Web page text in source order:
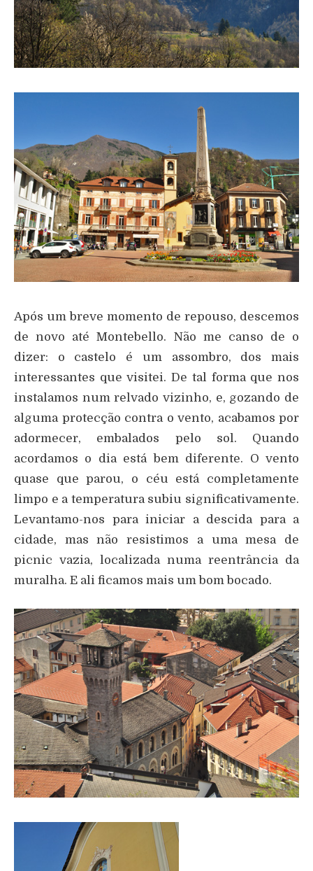
Após um breve momento de repouso, descemos
de novo até Montebello. Não me canso de o
dizer: o castelo é um assombro, dos mais
interessantes que visitei. De tal forma que nos
instalamos num relvado vizinho, e, gozando de
alguma protecção contra o vento, acabamos por
adormecer, embalados pelo sol. Quando
acordamos o dia está bem diferente. O vento
quase que parou, o céu está completamente
limpo e a temperatura subiu significativamente.
Levantamo-nos para iniciar a descida para a
cidade, mas não resistimos a uma mesa de
picnic vazia, localizada numa reentrância da
muralha. E ali ficamos mais um bom bocado.